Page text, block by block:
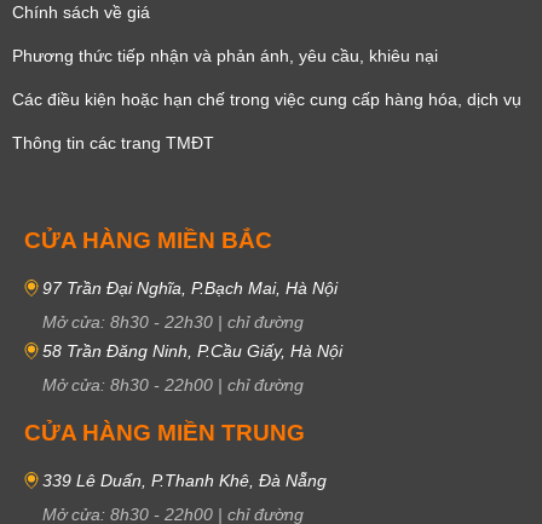
Chính sách về giá
Phương thức tiếp nhận và phản ánh, yêu cầu, khiêu nại
Các điều kiện hoặc hạn chế trong việc cung cấp hàng hóa, dịch vụ
Thông tin các trang TMĐT
CỬA HÀNG MIỀN BẮC
97 Trần Đại Nghĩa, P.Bạch Mai, Hà Nội
Mở cửa: 8h30 - 22h30 | chỉ đường
58 Trần Đăng Ninh, P.Cầu Giấy, Hà Nội
Mở cửa: 8h30 - 22h00 | chỉ đường
CỬA HÀNG MIỀN TRUNG
339 Lê Duẩn, P.Thanh Khê, Đà Nẵng
Mở cửa: 8h30 - 22h00 | chỉ đường